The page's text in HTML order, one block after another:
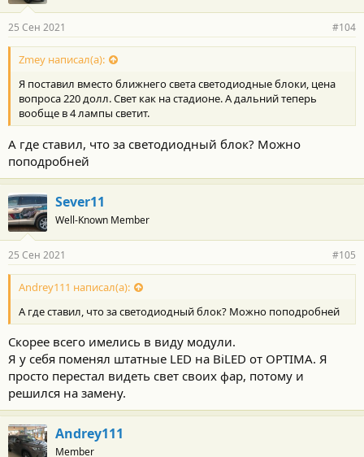
25 Сен 2021 #104
Zmey написал(а):
Я поставил вместо ближнего света светодиодные блоки, цена
вопроса 220 долл. Свет как на стадионе. А дальний теперь
вообще в 4 лампы светит.
А где ставил, что за светодиодный блок? Можно
поподробней
Sever11
Well-Known Member
25 Сен 2021 #105
Andrey111 написал(а):
А где ставил, что за светодиодный блок? Можно поподробней
Скорее всего имелись в виду модули.
Я у себя поменял штатные LED на BiLED от OPTIMA. Я
просто перестал видеть свет своих фар, потому и
решился на замену.
Andrey111
Member